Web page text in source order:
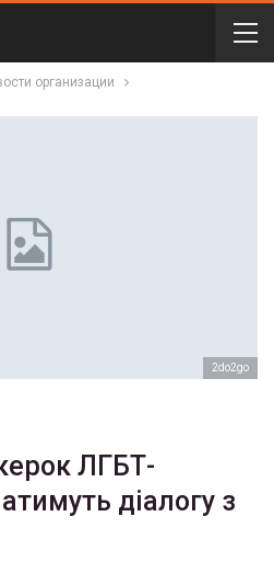
организации
2do2go
ЛГБТ-
діалогу з